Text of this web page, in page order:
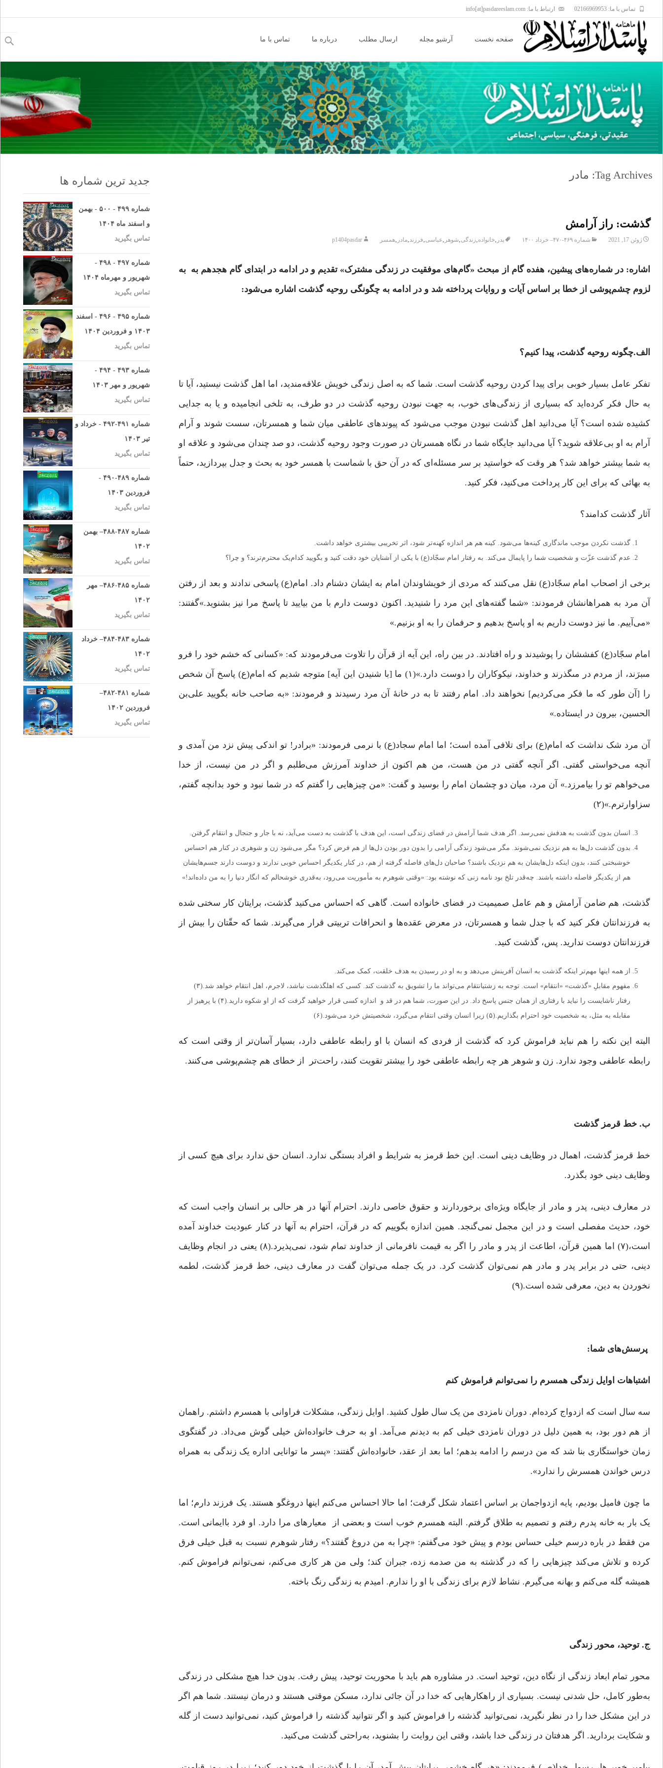
تماس با ما: 02166969953 ارتباط با ما: info[at]pasdareeslam.com
content
صفحه نخست آرشیو مجله ارسال مطلب درباره ما تماس با ما
برای:
Tag Archives: مادر
گذشت: راز آرامش
ژوئن 17, 2021 شماره ۴۶۹-۴۷۰– خرداد ۱۴۰۰ پدر ,خانواده,زندگی,شوهر ,عباسی,فرزند,مادر ,همسر p1404pasdar
اشاره: در شماره‌های پیشین، هفده گام از مبحث «گام‌های موفقیت در زندگی مشترک» تقدیم و در ادامه در ابتدای گام هجدهم به به
لزوم چشم‌پوشی از خطا بر اساس آیات و روایات پرداخته شد و در ادامه به چگونگی روحیه گذشت اشاره می‌شود:
الف.چگونه روحیه گذشت، پیدا کنیم؟
تفکر عامل بسیار خوبی برای پیدا کردن روحیه گذشت است. شما که به اصل زندگی خویش علاقه‌مندید، اما اهل گذشت نیستید، آیا تا
به حال فکر کرده‌اید که بسیاری از زندگی‌های خوب، به جهت نبودن روحیه گذشت در دو طرف، به تلخی انجامیده و یا به جدایی
کشیده شده است؟ آیا می‌‌دانید اهل گذشت نبودن موجب می‌شود که پیوندهای عاطفی میان شما و همسرتان، سست شوند و آرام
آرام به او بی‌علاقه شوید؟ آیا می‌دانید جایگاه شما در نگاه همسرتان در صورت وجود روحیه گذشت، دو صد چندان می‌شود و علاقه او
به شما بیشتر خواهد شد؟ هر وقت که ‌خواستید بر سر مسئله‌ای که در آن حق با شماست با همسر خود به بحث و جدل بپردازید، حتماً
به بهائی که برای این کار پرداخت می‌کنید، فکر کنید.
آثار گذشت کدامند؟
گذشت نکردن موجب ماندگاری کینه‌ها می‌شود. کینه هم هر اندازه کهنه‌تر ‌شود، اثر تخریبی بیشتری خواهد داشت.
عدم گذشت عزّت و شخصیت شما را پایمال می‌کند. به رفتار امام سجّاد(ع) با یکی از آشنایان خود دقت کنید و بگویید کدام‌یک محترم‌ترند؟ و چرا؟
برخی از اصحاب امام سجّاد(ع) نقل می‌کنند که مردی از خویشاوندان امام به ایشان دشنام داد. امام(ع) پاسخی ندادند و بعد از رفتن
آن مرد به همراهانشان فرمودند: «شما گفته‌های این مرد را شنیدید. اکنون دوست دارم با من بیایید تا پاسخ مرا نیز بشنوید.»گفتند:
«می‌آییم. ما نیز دوست داریم به او پاسخ بدهیم و حرفمان را به او بزنیم.»
امام سجّاد(ع) کفششان را پوشیدند و راه افتادند. در بین راه، این آیه از قرآن را تلاوت می‌فرمودند که: «کسانی که خشم خود را فرو
مى‏برَند، از مردم در مى‏گذرند و خداوند، نیکوکاران را دوست دارد.»(۱) ما [با شنیدن این آیه] متوجه شدیم که امام(ع) پاسخ آن شخص
را [آن طور که ما فکر می‌کردیم] نخواهند داد. امام رفتند تا به در خانۀ آن مرد رسیدند و فرمودند: «به صاحب خانه بگویید علی‌بن
الحسین، بیرون در ایستاده.»
آن مرد شک نداشت که امام(ع) برای تلافی آمده است؛ اما امام سجاد(ع) با نرمی فرمودند: «برادر! تو اندکی پیش نزد من آمدی و
آنچه می‌خواستی گفتی. اگر آنچه گفتی در من هست، من هم اکنون از خداوند آمرزش می‌طلبم و اگر در من نیست، از خدا
می‌خواهم تو را بیامرزد.» آن مرد، میان دو چشمان امام را بوسید و گفت: «من چیزهایی را گفتم که در شما نبود و خود بدانچه گفتم،
سزاوارترم.»(۲)
انسان بدون گذشت به هدفش نمی‌رسد. اگر هدف شما آرامش در فضای زندگی‌ است، این هدف با گذشت به دست می‌آید، نه با جار و جنجال و انتقام گرفتن.
بدون گذشت دل‌ها به هم نزدیک نمی‌شوند. مگر می‌شود زندگی آرامی را بدون دور بودن دل‌ها از هم فرض کرد؟ مگر می‌شود زن و شوهری در کنار هم احساس
خوشبختی کنند، بدون اینکه دل‌هایشان به هم نزدیک باشند؟ صاحبان دل‌های فاصله گرفته از هم، در کنار یکدیگر احساس خوبی ندارند و دوست دارند جسم‌هایشان
هم از یکدیگر فاصله داشته باشند. چه‌قدر تلخ بود نامه زنی که نوشته بود: «وقتی شوهرم به مأموریت می‌رود، به‌قدری خوشحالم که انگار دنیا را به من داده‌اند!»
گذشت، هم ضامن آرامش و هم عامل صمیمیت در فضای خانواده است. گاهی که احساس می‌کنید گذشت، برایتان کار سختی شده
به فرزندانتان فکر کنید که با جدل شما و همسرتان، در معرض عقده‌ها و انحرافات تربیتی قرار می‌گیرند. شما که حقّتان را بیش از
فرزندانتان دوست ندارید. پس، گذشت کنید.
از همه اینها مهم‌تر اینکه گذشت به انسان آفرینش می‌دهد و به او در رسیدن به هدف خلقت، کمک می‌کند.
مفهوم مقابلِ «گذشت» «انتقام» است. توجه به زشتیانتقام می‌تواند ما را تشویق به گذشت کند. کسی که اهلگذشت نباشد، لاجرم، اهل انتقام خواهد شد.(۳)
رفتار ناشایست را نباید با رفتاری از همان جنس پاسخ داد. در این صورت، شما هم در قد و اندازه کسی قرار خواهید گرفت که از او شکوه دارید.(۴) با پرهیز از
مقابله به مثل، به شخصیت خود احترام بگذاریم.(۵) زیرا انسان وقتی انتقام می‌گیرد، شخصیتش خرد می‌شود.(۶)
البته این نکته را هم نباید فراموش کرد که گذشت از فردی که انسان با او رابطه عاطفی دارد، بسیار آسان‌تر از وقتی است که
رابطه عاطفی وجود ندارد. زن و شوهر هر چه رابطه عاطفی خود را بیشتر تقویت کنند، راحت‌تر از خطای هم چشم‌پوشی می‌کنند.
ب. خط قرمز گذشت
خط قرمز گذشت، اهمال در وظایف دینی است. این خط قرمز به شرایط و افراد بستگی ندارد. انسان حق ندارد برای هیچ کسی از
وظایف دینی خود بگذرد.
در معارف دینی، پدر و مادر از جایگاه ویژه‌ای برخوردارند و حقوق خاصی دارند. احترام آنها در هر حالی بر انسان واجب است که
خود، حدیث مفصلی است و در این مجمل نمی‌گنجد. همین اندازه بگوییم که در قرآن، احترام به آنها در کنار عبودیت خداوند آمده
است،(۷) اما همین قرآن، اطاعت از پدر و مادر را اگر به قیمت نافرمانی از خداوند تمام شود، نمی‌پذیرد.(۸) یعنی در انجام وظایف
دینی، حتی در برابر پدر و مادر هم نمی‌توان گذشت کرد. در یک جمله می‌توان گفت در معارف دینی، خط قرمز گذشت، لطمه
نخوردن به دین، معرفی شده است.(۹)
پرسش‌های شما:
اشتباهات اوایل زندگی همسرم را نمی‌توانم فراموش کنم
سه سال است که ازدواج کرده‌ام. دوران نامزدی من یک سال طول کشید. اوایل زندگی، مشکلات فراوانی با همسرم داشتم. راهمان
از هم دور بود، به همین دلیل در دوران نامزدی خیلی کم به دیدنم می‌آمد. او به حرف‌ خانواده‌اش خیلی گوش می‌داد. در گفتگوی
زمان خواستگاری بنا شد که من درسم را ادامه بدهم؛ اما بعد از عقد، خانواده‌اش گفتند: «پسر ما توانایی اداره یک زندگی به همراه
درس خواندن همسرش را ندارد».
ما چون فامیل بودیم، پایه ازدواجمان بر اساس اعتماد شکل گرفت؛ اما حالا احساس می‌کنم اینها دروغگو هستند. یک فرزند دارم؛ اما
یک بار به خانه پدرم رفتم و تصمیم به طلاق گرفتم. البته همسرم خوب است و بعضی از معیارهای مرا دارد. او فرد باایمانی است.
من فقط در باره درسم خیلی حساس بودم و پیش خود می‌گفتم: «چرا به من دروغ گفتند؟» رفتار شوهرم نسبت به قبل خیلی فرق
کرده و تلاش می‌کند چیزهایی را که در گذشته به من صدمه زده، جبران کند؛ ولی من هر کاری می‌کنم، نمی‌توانم فراموش کنم.
همیشه گله می‌کنم و بهانه می‌گیرم. نشاط لازم برای زندگی با او را ندارم. امیدم به زندگی رنگ باخته.
ج. توحید، محور زندگی
محور تمام ابعاد زندگی از نگاه دین، توحید است. در مشاوره هم باید با محوریت توحید، پیش رفت. بدون خدا هیچ مشکلی در زندگی
به‌طور کامل، حل شدنی نیست. بسیاری از راهکارهایی که خدا در آن جائی ندارد، مسکن موقتی هستند و درمان نیستند. شما هم اگر
در این مشکل خدا را در نظر نگیرید، نمی‌توانید گذشته را فراموش کنید و اگر نتوانید گذشته را فراموش کنید، نمی‌توانید دست از گله
و شکایت بردارید. اگر هدفتان در زندگی خدا باشد، وقتی این روایت را بشنوید، به‌راحتی گذشت می‌کنید.
جدید ترین شماره ها
شماره ۴۹۹ - ۵۰۰ - بهمن
و اسفند ماه ۱۴۰۴
تماس بگیرید
شماره ۴۹۷ - ۴۹۸ -
شهریور و مهرماه ۱۴۰۴
تماس بگیرید
شماره ۴۹۵ - ۴۹۶ - اسفند
۱۴۰۳ و فروردین ۱۴۰۴
تماس بگیرید
شماره ۴۹۳ - ۴۹۴ -
شهریور و مهر ۱۴۰۳
تماس بگیرید
شماره ۴۹۱-۴۹۲ - خرداد و
تیر ۱۴۰۳
تماس بگیرید
شماره ۴۸۹-۴۹۰ -
فروردین ۱۴۰۳
تماس بگیرید
شماره ۴۸۷-۴۸۸– بهمن
۱۴۰۲
تماس بگیرید
شماره ۴۸۵-۴۸۶– مهر
۱۴۰۲
تماس بگیرید
شماره ۴۸۳-۴۸۴– خرداد
۱۴۰۲
تماس بگیرید
شماره ۴۸۱-۴۸۲–
فروردین ۱۴۰۲
تماس بگیرید